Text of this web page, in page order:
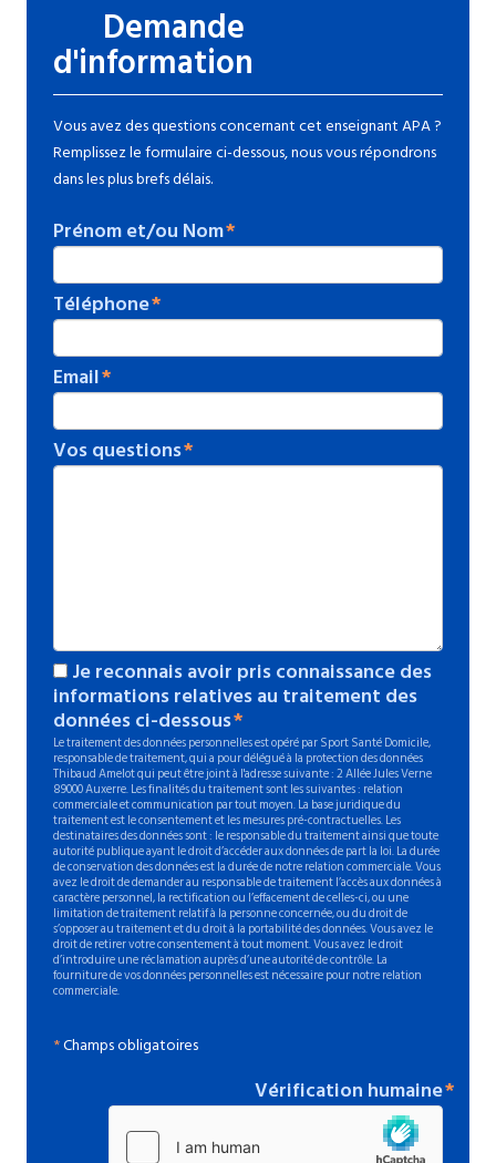
Demande
d'information
Vous avez des questions concernant cet enseignant APA ?
Remplissez le formulaire ci-dessous, nous vous répondrons
dans les plus brefs délais.
Prénom et/ou Nom
Téléphone
Email
Vos questions
Je reconnais avoir pris connaissance des
informations relatives au traitement des
données ci-dessous
Le traitement des données personnelles est opéré par Sport Santé Domicile,
responsable de traitement, qui a pour délégué à la protection des données
Thibaud Amelot qui peut être joint à l'adresse suivante : 2 Allée Jules Verne
89000 Auxerre. Les finalités du traitement sont les suivantes : relation
commerciale et communication par tout moyen. La base juridique du
traitement est le consentement et les mesures pré-contractuelles. Les
destinataires des données sont : le responsable du traitement ainsi que toute
autorité publique ayant le droit d’accéder aux données de part la loi. La durée
de conservation des données est la durée de notre relation commerciale. Vous
avez le droit de demander au responsable de traitement l’accès aux données à
caractère personnel, la rectification ou l’effacement de celles-ci, ou une
limitation de traitement relatif à la personne concernée, ou du droit de
s’opposer au traitement et du droit à la portabilité des données. Vous avez le
droit de retirer votre consentement à tout moment. Vous avez le droit
d’introduire une réclamation auprès d’une autorité de contrôle. La
fourniture de vos données personnelles est nécessaire pour notre relation
commerciale.
*Champs obligatoires
Vérification humaine